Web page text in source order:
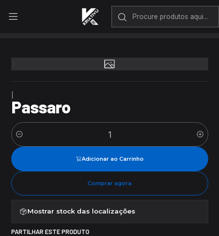
Envio rápido em Portugal Continental
Passaro
Passaro
Quantidade
Adicionar ao Carrinho
Comprar agora
Mostrar stock das localizações
PARTILHAR ESTE PRODUTO